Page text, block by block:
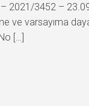
2021/3452 –
ve varsayıma
[…]